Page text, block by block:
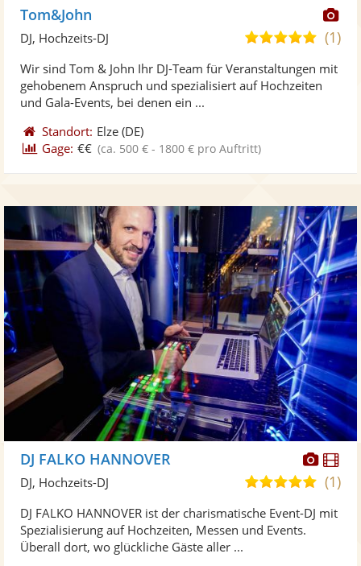
Tom&John
5,0
5
(1)
DJ, Hochzeits-DJ
Wir sind Tom & John Ihr DJ-Team für Veranstaltungen mit
gehobenem Anspruch und spezialisiert auf Hochzeiten
und Gala-Events, bei denen ein ...
Standort: Elze (DE)
Gage: €€ (ca. 500 € - 1800 € pro Auftritt)
Fotos
DJ FALKO HANNOVER
5,0
5
(1)
DJ, Hochzeits-DJ
DJ FALKO HANNOVER ist der charismatische Event-DJ mit
Spezialisierung auf Hochzeiten, Messen und Events.
Überall dort, wo glückliche Gäste aller ...